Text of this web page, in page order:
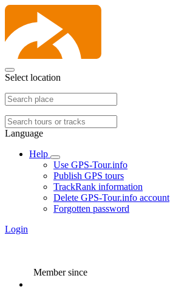
Select location
Language
Help
Use GPS-Tour.info
Publish GPS tours
TrackRank information
Delete GPS-Tour.info account
Forgotten password
Login
Member since